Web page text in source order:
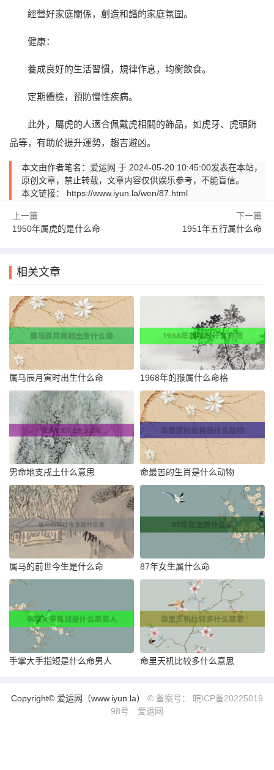
經營好家庭關係，創造和諧的家庭氛圍。
健康：
養成良好的生活習慣，規律作息，均衡飲食。
定期體檢，預防慢性疾病。
此外，屬虎的人適合佩戴虎相關的飾品，如虎牙、虎頭飾
品等，有助於提升運勢，趨吉避凶。
本文由作者笔名：爱运网 于 2024-05-20 10:45:00发表在本站，
原创文章，禁止转载，文章内容仅供娱乐参考，不能盲信。
本文链接： https://www.iyun.la/wen/87.html
上一篇
1950年属虎的是什么命
下一篇
1951年五行属什么命
相关文章
属马辰月寅时出生什么命 1968年的猴属什么命格
男命地支戌土什么意思 命最苦的生肖是什么动物
属马的前世今生是什么命 87年女生属什么命
手掌大手指短是什么命男人 命里天机比较多什么意思
Copyright© 爱运网（www.iyun.la） © 备案号： 皖ICP备20225019
98号
爱运网